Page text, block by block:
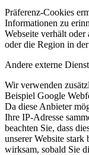
Präferenz-Cookies
Informationen zu
Webseite verhält
oder die Region in
Andere externe
Wir verwenden
Beispiel Google
Da diese Anbieter
Ihre IP-Adresse
beachten Sie, dass
unserer Website
wirksam, sobald Sie